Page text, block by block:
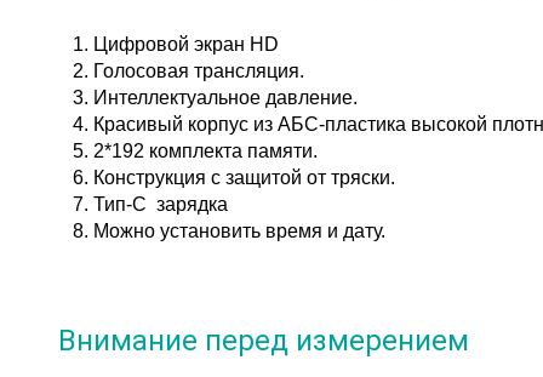
1. Цифровой экран HD
2. Голосовая трансляция.
3. Интеллектуальное давление.
4. Красивый корпус из АБС-пластика высокой
5. 2*192 комплекта памяти.
6. Конструкция с защитой от тряски.
7. Тип-С  зарядка
8. Можно установить время и дату.
Внимание перед измерением